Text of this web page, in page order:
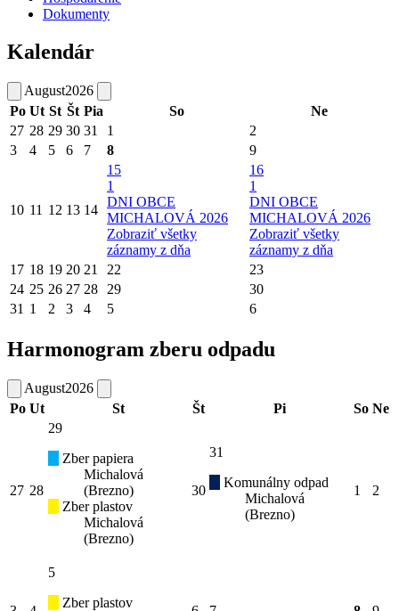
Dokumenty
Kalendár
August2026
Po Ut St Št Pia So
Ne
27 28 29 30 31 1
2
3
4 5 6 7 8 9
10 11 12 13 14
15
1
DNI OBCE
MICHALOVÁ 2026
Zobraziť všetky
záznamy z dňa
16
1
DNI OBCE
MICHALOVÁ 2026
Zobraziť všetky
záznamy z dňa
17 18 19 20 21 22
23
24 25 26 27 28 29
30
31 1 2 3 4 5 6
Harmonogram zberu odpadu
August2026
Po Ut St Št Pi So Ne
27 28
29
Zber papiera
Michalová
(Brezno)
Zber plastov
Michalová
(Brezno)
30
31
Komunálny odpad
Michalová
(Brezno)
1 2
5
Zber plastov